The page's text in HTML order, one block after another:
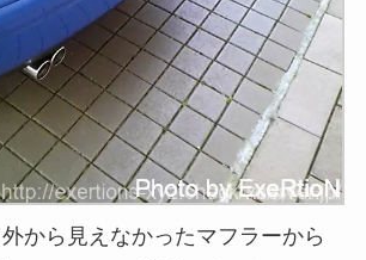
から見えなかったマフラーから